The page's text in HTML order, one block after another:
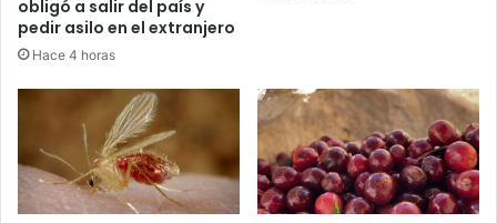
obligó a salir del país y
pedir asilo en el extranjero
Hace 4 horas